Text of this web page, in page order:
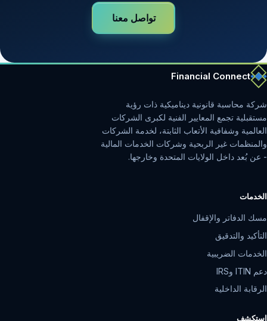
تواصل معنا
Financial Connect
شركة محاسبة قانونية ديناميكية ذات رؤية
مستقبلية تجمع المعايير الفنية لكبرى الشركات
العالمية وشفافية الأتعاب الثابتة، لخدمة الشركات
والمنظمات غير الربحية وشركات الخدمات المالية
- عن بُعد داخل الولايات المتحدة وخارجها.
الخدمات
مسك الدفاتر والإقفال
التأكيد والتدقيق
الخدمات الضريبية
دعم ITIN وIRS
الرقابة الداخلية
استكشف